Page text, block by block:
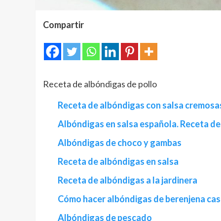
Compartir
Receta de albóndigas de pollo
Receta de albóndigas con salsa
Albóndigas en salsa española. Receta
Albóndigas de choco y gambas
Receta de albóndigas en salsa
Receta de albóndigas a la jardinera
Cómo hacer albóndigas de berenjena
Albóndigas de pescado